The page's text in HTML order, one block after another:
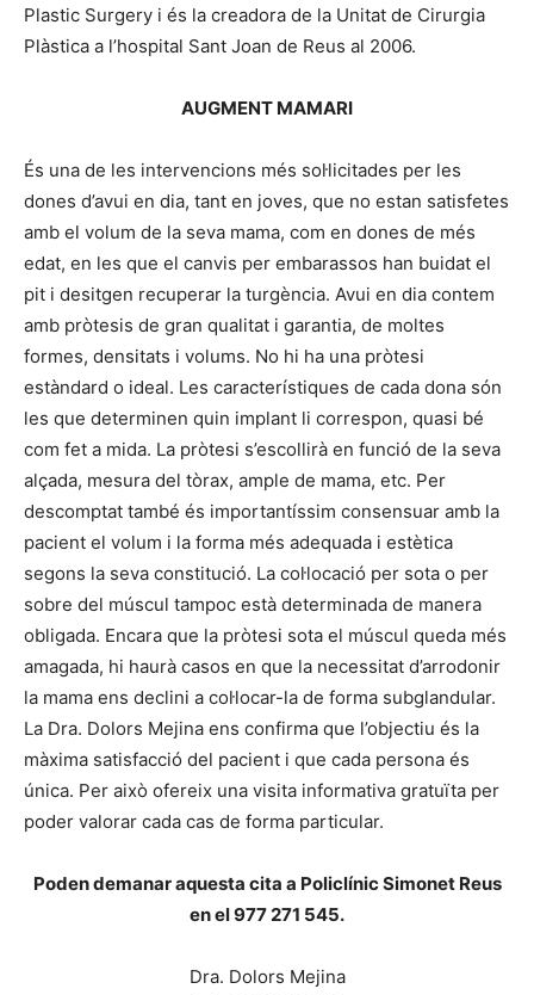
Plastic Surgery i és la creadora de la Unitat de Cirurgia
Plàstica a l’hospital Sant Joan de Reus al 2006.
AUGMENT MAMARI
És una de les intervencions més sol·licitades per les
dones d’avui en dia, tant en joves, que no estan satisfetes
amb el volum de la seva mama, com en dones de més
edat, en les que el canvis per embarassos han buidat el
pit i desitgen recuperar la turgència. Avui en dia contem
amb pròtesis de gran qualitat i garantia, de moltes
formes, densitats i volums. No hi ha una pròtesi
estàndard o ideal. Les característiques de cada dona són
les que determinen quin implant li correspon, quasi bé
com fet a mida. La pròtesi s’escollirà en funció de la seva
alçada, mesura del tòrax, ample de mama, etc. Per
descomptat també és importantíssim consensuar amb la
pacient el volum i la forma més adequada i estètica
segons la seva constitució. La col·locació per sota o per
sobre del múscul tampoc està determinada de manera
obligada. Encara que la pròtesi sota el múscul queda més
amagada, hi haurà casos en que la necessitat d’arrodonir
la mama ens declini a col·locar-la de forma subglandular.
La Dra. Dolors Mejina ens confirma que l’objectiu és la
màxima satisfacció del pacient i que cada persona és
única. Per això ofereix una visita informativa gratuïta per
poder valorar cada cas de forma particular.
Poden demanar aquesta cita a Policlínic Simonet Reus
en el 977 271 545.
Dra. Dolors Mejina